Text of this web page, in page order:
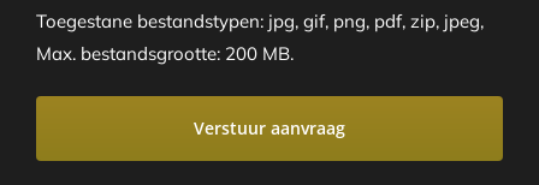
Toegestane bestandstypen: jpg, gif, png, pdf, zip, jpeg,
Max. bestandsgrootte: 200 MB.